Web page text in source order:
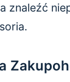
znaleźć